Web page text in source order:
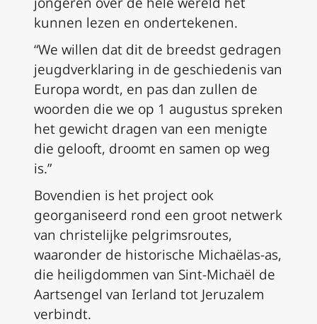
kunnen lezen en ondertekenen.
“We willen dat dit de breedst gedragen
jeugdverklaring in de geschiedenis van
Europa wordt, en pas dan zullen de
woorden die we op 1 augustus spreken
het gewicht dragen van een menigte
die gelooft, droomt en samen op weg
is.”
Bovendien is het project ook
georganiseerd rond een groot netwerk
van christelijke pelgrimsroutes,
waaronder de historische Michaëlas-as,
die heiligdommen van Sint-Michaël de
Aartsengel van Ierland tot Jeruzalem
verbindt.